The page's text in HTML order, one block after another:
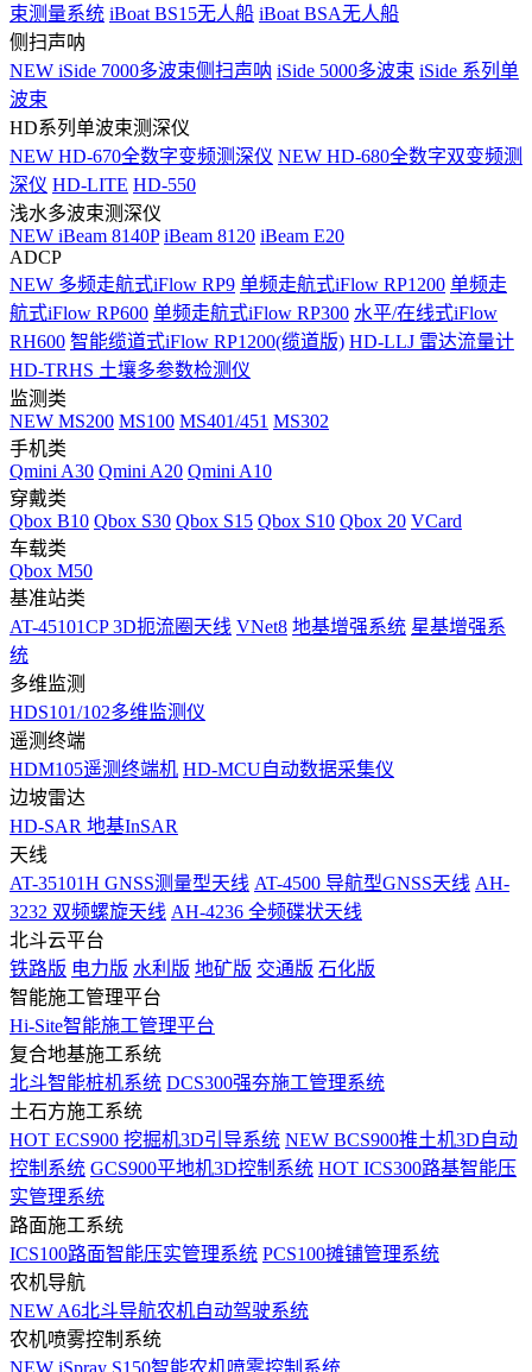
束测量系统 iBoat BS15无人船 iBoat BSA无人船
侧扫声呐
NEW iSide 7000多波束侧扫声呐 iSide 5000多波束 iSide 系列单
波束
HD系列单波束测深仪
NEW HD-670全数字变频测深仪 NEW HD-680全数字双变频测
深仪 HD-LITE HD-550
浅水多波束测深仪
NEW iBeam 8140P iBeam 8120 iBeam E20
ADCP
NEW 多频走航式iFlow RP9 单频走航式iFlow RP1200 单频走
航式iFlow RP600 单频走航式iFlow RP300 水平/在线式iFlow
RH600 智能缆道式iFlow RP1200(缆道版) HD-LLJ 雷达流量计
HD-TRHS 土壤多参数检测仪
监测类
NEW MS200 MS100 MS401/451 MS302
手机类
Qmini A30 Qmini A20 Qmini A10
穿戴类
Qbox B10 Qbox S30 Qbox S15 Qbox S10 Qbox 20 VCard
车载类
Qbox M50
基准站类
AT-45101CP 3D扼流圈天线 VNet8 地基增强系统 星基增强系
统
多维监测
HDS101/102多维监测仪
遥测终端
HDM105遥测终端机 HD-MCU自动数据采集仪
边坡雷达
HD-SAR 地基InSAR
天线
AT-35101H GNSS测量型天线 AT-4500 导航型GNSS天线 AH-
3232 双频螺旋天线 AH-4236 全频碟状天线
北斗云平台
铁路版 电力版 水利版 地矿版 交通版 石化版
智能施工管理平台
Hi-Site智能施工管理平台
复合地基施工系统
北斗智能桩机系统 DCS300强夯施工管理系统
土石方施工系统
HOT ECS900 挖掘机3D引导系统 NEW BCS900推土机3D自动
控制系统 GCS900平地机3D控制系统 HOT ICS300路基智能压
实管理系统
路面施工系统
ICS100路面智能压实管理系统 PCS100摊铺管理系统
农机导航
NEW A6北斗导航农机自动驾驶系统
农机喷雾控制系统
NEW iSpray S150智能农机喷雾控制系统